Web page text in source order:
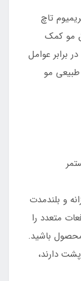
تاچ
مو کمک
برابر عوامل
مو
و بلندمدت
متعدد را
باشید.
دارند،